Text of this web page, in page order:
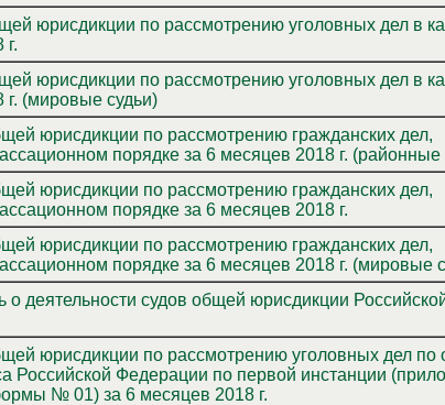
по рассмотрению уголовных дел в кассационном
по рассмотрению уголовных дел в кассационном
г. (мировые судьи)
административных дел в кассационном порядке за 6 месяцев 2018 г.
административных дел в кассационном порядке за 6 месяцев 2018 г.
административных дел в кассационном порядке за 6 месяцев 2018 г.
6
юрисдикции по рассмотрению уголовных дел по
Федерации по первой инстанции (приложение к
№ 01) за 6 месяцев 2018 г.